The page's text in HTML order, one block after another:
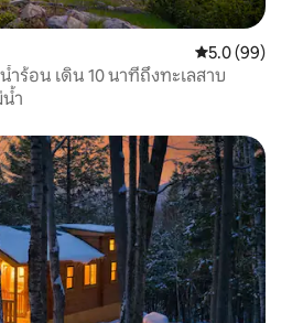
คะแนนเฉลี่ย
5.0 (99)
ำร้อน เดิน 10 นาทีถึงทะเลสาบ
ำ